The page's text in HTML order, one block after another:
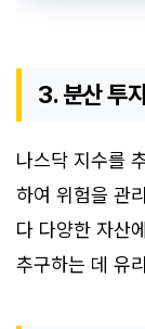
3. 분산 투
나스닥 지수를
하여 위험을 관
다 다양한 자산
추구하는 데 유